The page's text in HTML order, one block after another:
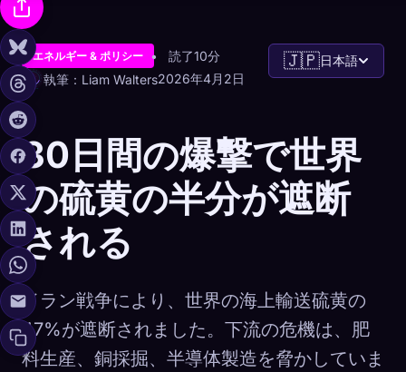
エネルギー & ポリシー
読了10分
執筆：Liam Walters2026年4月2日
🇯🇵日本語
30日間の爆撃で世界
の硫黄の半分が遮断
される
イラン戦争により、世界の海上輸送硫黄の
47%が遮断されました。下流の危機は、肥
料生産、銅採掘、半導体製造を脅かしていま